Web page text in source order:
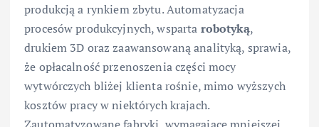
produkcją a rynkiem zbytu. Automatyzacja
procesów produkcyjnych, wsparta robotyką,
drukiem 3D oraz zaawansowaną analityką, sprawia,
że opłacalność przenoszenia części mocy
wytwórczych bliżej klienta rośnie, mimo wyższych
kosztów pracy w niektórych krajach.